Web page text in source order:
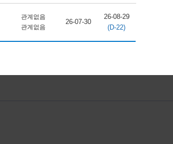
관계없음
관계없음
26-07-30
26-08-29
(D-22)